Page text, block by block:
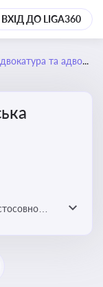
ВХІД ДО LIGA360
та адвокатська діяльність